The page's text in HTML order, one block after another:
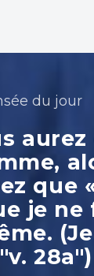
du jour
aurez
que
je ne
28a")